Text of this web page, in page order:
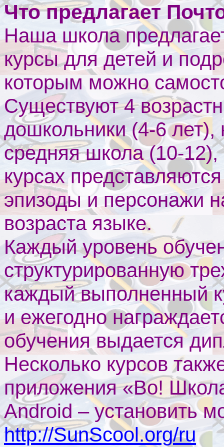
Что предлагает
Наша школа
курсы для детей и
которым можно
Существуют 4
дошкольники (4-6
средняя школа (10-
курсах
эпизоды и персонажи
возраста языке.
Каждый уровень
структурированную
каждый выполненный
и ежегодно
обучения выдается
Несколько курсов
приложения «Во!
Android – установить
http://SunScool.org/ru